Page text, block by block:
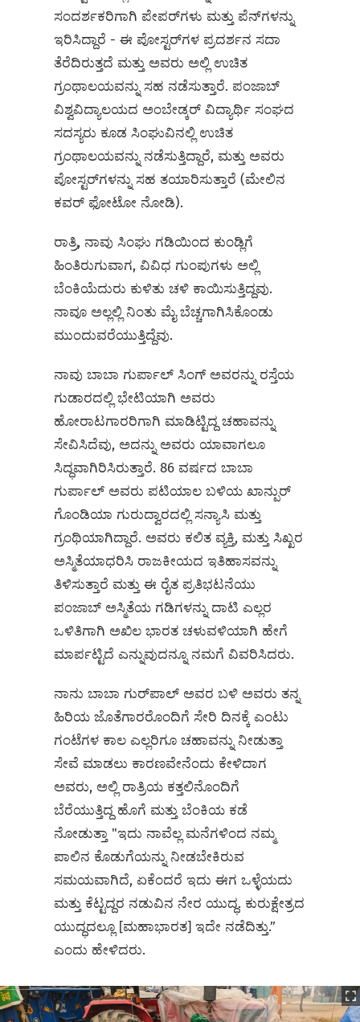
ಸಂದರ್ಶಕರಿಗಾಗಿ ಪೇಪರ್‌ಗಳು ಮತ್ತು ಪೆನ್‌ಗಳನ್ನು
ಇರಿಸಿದ್ದಾರೆ - ಈ ಪೋಸ್ಟರ್‌ಗಳ ಪ್ರದರ್ಶನ ಸದಾ
ತೆರೆದಿರುತ್ತದೆ ಮತ್ತು ಅವರು ಅಲ್ಲಿ ಉಚಿತ
ಗ್ರಂಥಾಲಯವನ್ನು ಸಹ ನಡೆಸುತ್ತಾರೆ. ಪಂಜಾಬ್
ವಿಶ್ವವಿದ್ಯಾಲಯದ ಅಂಬೇಡ್ಕರ್ ವಿದ್ಯಾರ್ಥಿ ಸಂಘದ
ಸದಸ್ಯರು ಕೂಡ ಸಿಂಘುವಿನಲ್ಲಿ ಉಚಿತ
ಗ್ರಂಥಾಲಯವನ್ನು ನಡೆಸುತ್ತಿದ್ದಾರೆ, ಮತ್ತು ಅವರು
ಪೋಸ್ಟರ್‌ಗಳನ್ನು ಸಹ ತಯಾರಿಸುತ್ತಾರೆ (ಮೇಲಿನ
ಕವರ್ ಫೋಟೋ ನೋಡಿ).
ರಾತ್ರಿ, ನಾವು ಸಿಂಘು ಗಡಿಯಿಂದ ಕುಂಡ್ಲಿಗೆ
ಹಿಂತಿರುಗುವಾಗ, ವಿವಿಧ ಗುಂಪುಗಳು ಅಲ್ಲಿ
ಬೆಂಕಿಯೆದುರು ಕುಳಿತು ಚಳಿ ಕಾಯಿಸುತ್ತಿದ್ದವು.
ನಾವೂ ಅಲ್ಲಲ್ಲಿ ನಿಂತು ಮೈ ಬೆಚ್ಚಗಾಗಿಸಿಕೊಂಡು
ಮುಂದುವರೆಯುತ್ತಿದ್ದೆವು.
ನಾವು ಬಾಬಾ ಗುರ್ಪಾಲ್ ಸಿಂಗ್ ಅವರನ್ನು ರಸ್ತೆಯ
ಗುಡಾರದಲ್ಲಿ ಭೇಟಿಯಾಗಿ ಅವರು
ಹೋರಾಟಗಾರರಿಗಾಗಿ ಮಾಡಿಟ್ಟಿದ್ದ ಚಹಾವನ್ನು
ಸೇವಿಸಿದೆವು, ಅದನ್ನು ಅವರು ಯಾವಾಗಲೂ
ಸಿದ್ಧವಾಗಿರಿಸಿರುತ್ತಾರೆ. 86 ವರ್ಷದ ಬಾಬಾ
ಗುರ್ಪಾಲ್ ಅವರು ಪಟಿಯಾಲ ಬಳಿಯ ಖಾನ್ಪುರ್
ಗೊಂಡಿಯಾ ಗುರುದ್ವಾರದಲ್ಲಿ ಸನ್ಯಾಸಿ ಮತ್ತು
ಗ್ರಂಥಿಯಾಗಿದ್ದಾರೆ. ಅವರು ಕಲಿತ ವ್ಯಕ್ತಿ, ಮತ್ತು ಸಿಖ್ಖರ
ಅಸ್ಮಿತೆಯಾಧರಿಸಿ ರಾಜಕೀಯದ ಇತಿಹಾಸವನ್ನು
ತಿಳಿಸುತ್ತಾರೆ ಮತ್ತು ಈ ರೈತ ಪ್ರತಿಭಟನೆಯು
ಪಂಜಾಬ್‌ ಅಸ್ಮಿತೆಯ ಗಡಿಗಳನ್ನು ದಾಟಿ ಎಲ್ಲರ
ಒಳಿತಿಗಾಗಿ ಅಖಿಲ ಭಾರತ ಚಳುವಳಿಯಾಗಿ ಹೇಗೆ
ಮಾರ್ಪಟ್ಟಿದೆ ಎನ್ನುವುದನ್ನೂ ನಮಗೆ ವಿವರಿಸಿದರು.
ನಾನು ಬಾಬಾ ಗುರ್‌ಪಾಲ್‌ ಅವರ ಬಳಿ ಅವರು ತನ್ನ
ಹಿರಿಯ ಜೊತೆಗಾರರೊಂದಿಗೆ ಸೇರಿ ದಿನಕ್ಕೆ ಎಂಟು
ಗಂಟೆಗಳ ಕಾಲ ಎಲ್ಲರಿಗೂ ಚಹಾವನ್ನು ನೀಡುತ್ತಾ
ಸೇವೆ ಮಾಡಲು ಕಾರಣವೇನೆಂದು ಕೇಳಿದಾಗ
ಅವರು, ಅಲ್ಲಿ ರಾತ್ರಿಯ ಕತ್ತಲಿನೊಂದಿಗೆ
ಬೆರೆಯುತ್ತಿದ್ದ ಹೊಗೆ ಮತ್ತು ಬೆಂಕಿಯ ಕಡೆ
ನೋಡುತ್ತಾ "ಇದು ನಾವೆಲ್ಲ ಮನೆಗಳಿಂದ ನಮ್ಮ
ಪಾಲಿನ ಕೊಡುಗೆಯನ್ನು ನೀಡಬೇಕಿರುವ
ಸಮಯವಾಗಿದೆ, ಏಕೆಂದರೆ ಇದು ಈಗ ಒಳ್ಳೆಯದು
ಮತ್ತು ಕೆಟ್ಟದ್ದರ ನಡುವಿನ ನೇರ ಯುದ್ಧ. ಕುರುಕ್ಷೇತ್ರದ
ಯುದ್ಧದಲ್ಲೂ [ಮಹಾಭಾರತ] ಇದೇ ನಡೆದಿತ್ತು.”
ಎಂದು ಹೇಳಿದರು.